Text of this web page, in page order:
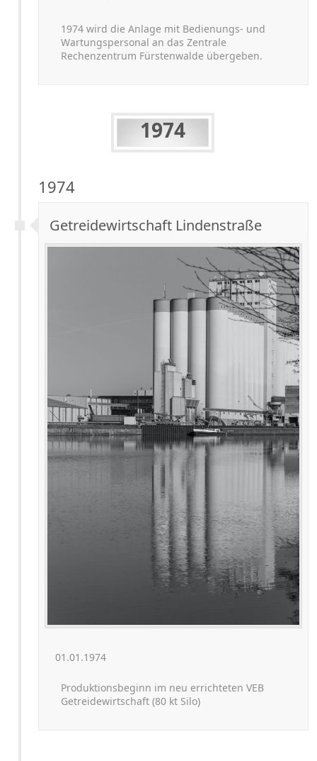
1974 wird die Anlage mit Bedienungs- und
Wartungspersonal an das Zentrale
Rechenzentrum Fürstenwalde übergeben.
1974
1974
Getreidewirtschaft Lindenstraße
01.01.1974
Produktionsbeginn im neu errichteten VEB
Getreidewirtschaft (80 kt Silo)